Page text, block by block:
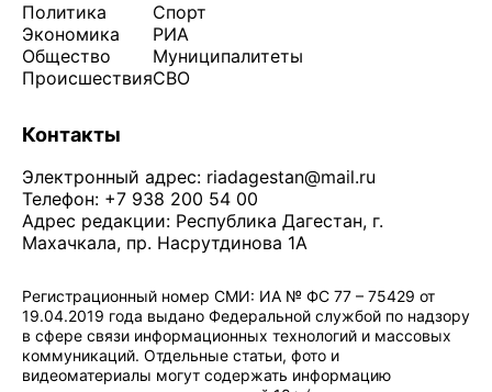
Политика
Экономика
Общество
Происшествия
Спорт
РИА
Муниципалитеты
СВО
Контакты
Электронный адрес: riadagestan@mail.ru
Телефон: +7 938 200 54 00
Адрес редакции: Республика Дагестан, г.
Махачкала, пр. Насрутдинова 1А
Регистрационный номер СМИ: ИА № ФС 77 – 75429 от
19.04.2019 года выдано Федеральной службой по надзору
в сфере связи информационных технологий и массовых
коммуникаций. Отдельные статьи, фото и
видеоматериалы могут содержать информацию